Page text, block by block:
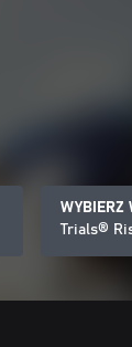
WYBIERZ
Trials®